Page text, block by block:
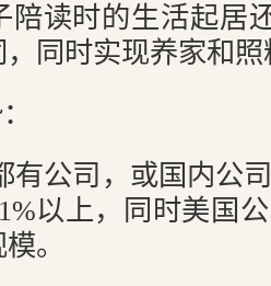
陪读时的生活起居
同时实现养家和
有公司，或国内公
以上，同时美国
。